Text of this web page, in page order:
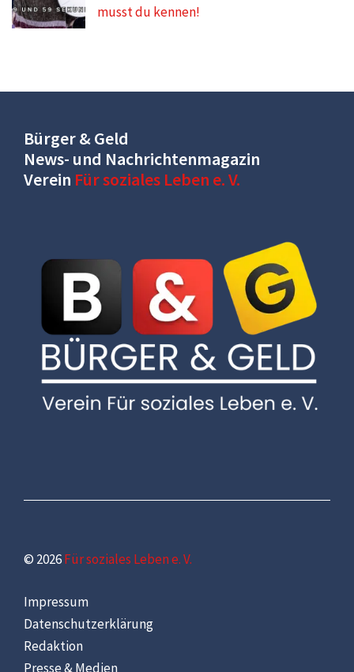
musst du kennen!
Bürger & Geld
News- und Nachrichtenmagazin
Verein Für soziales Leben e. V.
© 2026Für soziales Leben e. V.
Impressum
Datenschutzerklärung
Redaktion
Presse & Medien